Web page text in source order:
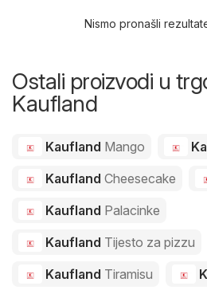
Nismo pronašli
Ostali proizvodi u
Kaufland
Kaufland Mango
Kaufland Cheesecake
Kaufland Palacinke
Kaufland Tijesto za pizzu
Kaufland Tiramisu